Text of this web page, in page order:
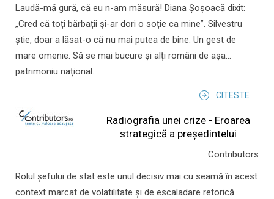
Laudă-mă gură, că eu n-am măsură! Diana Șoșoacă dixit:
„Cred că toți bărbații și-ar dori o soție ca mine”. Silvestru
știe, doar a lăsat-o că nu mai putea de bine. Un gest de
mare omenie. Să se mai bucure și alți români de așa...
patrimoniu național.
CITESTE
Radiografia unei crize - Eroarea
strategică a președintelui
Contributors
Rolul şefului de stat este unul decisiv mai cu seamă în acest
context marcat de volatilitate şi de escaladare retorică.